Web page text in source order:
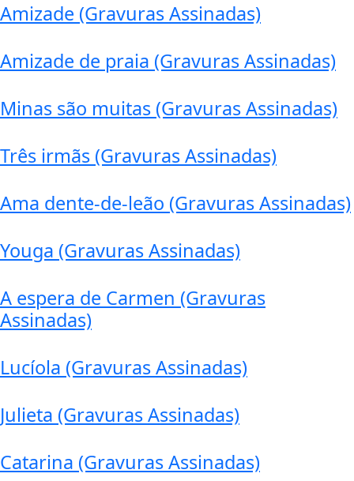
Amizade (Gravuras Assinadas)
Amizade de praia (Gravuras Assinadas)
Minas são muitas (Gravuras Assinadas)
Três irmãs (Gravuras Assinadas)
Ama dente-de-leão (Gravuras Assinadas)
Youga (Gravuras Assinadas)
A espera de Carmen (Gravuras
Assinadas)
Lucíola (Gravuras Assinadas)
Julieta (Gravuras Assinadas)
Catarina (Gravuras Assinadas)